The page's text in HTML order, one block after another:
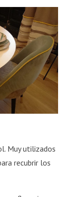
Muy utilizados
recubrir los